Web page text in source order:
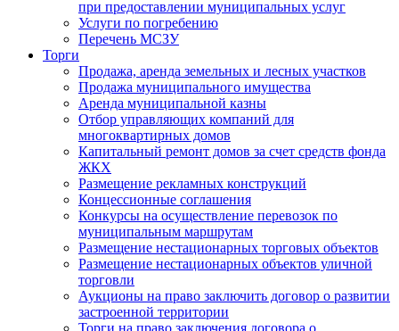
при предоставлении муниципальных услуг
Услуги по погребению
Перечень МСЗУ
Торги
Продажа, аренда земельных и лесных участков
Продажа муниципального имущества
Аренда муниципальной казны
Отбор управляющих компаний для
многоквартирных домов
Капитальный ремонт домов за счет средств фонда
ЖКХ
Размещение рекламных конструкций
Концессионные соглашения
Конкурсы на осуществление перевозок по
муниципальным маршрутам
Размещение нестационарных торговых объектов
Размещение нестационарных объектов уличной
торговли
Аукционы на право заключить договор о развитии
застроенной территории
Торги на право заключения договора о